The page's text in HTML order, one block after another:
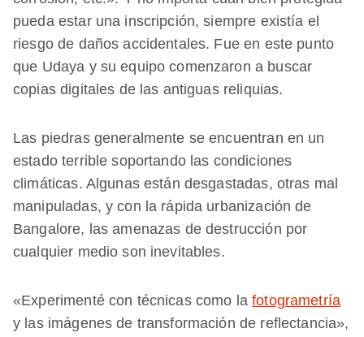
pueda estar una inscripción, siempre existía el
riesgo de daños accidentales. Fue en este punto
que Udaya y su equipo comenzaron a buscar
copias digitales de las antiguas reliquias.
Las piedras generalmente se encuentran en un
estado terrible soportando las condiciones
climáticas. Algunas están desgastadas, otras mal
manipuladas, y con la rápida urbanización de
Bangalore, las amenazas de destrucción por
cualquier medio son inevitables.
«Experimenté con técnicas como lafotogrametría
y las imágenes de transformación de reflectancia»,